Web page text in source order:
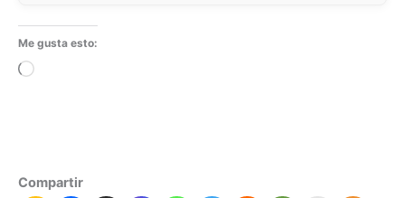
Me gusta esto:
Cargando...
Compartir